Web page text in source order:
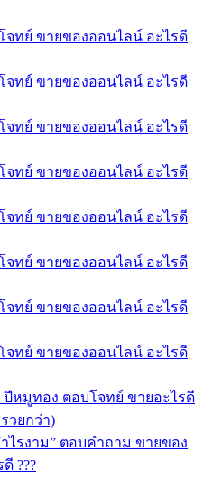
จทย์ ขายของออนไลน์ อะไรดี
จทย์ ขายของออนไลน์ อะไรดี
จทย์ ขายของออนไลน์ อะไรดี
จทย์ ขายของออนไลน์ อะไรดี
จทย์ ขายของออนไลน์ อะไรดี
จทย์ ขายของออนไลน์ อะไรดี
จทย์ ขายของออนไลน์ อะไรดี
จทย์ ขายของออนไลน์ อะไรดี
ปีหมูทอง ตอบโจทย์ ขายอะไรดี
วยกว่า)
ไรงาม” ตอบคำถาม ขายของ
???